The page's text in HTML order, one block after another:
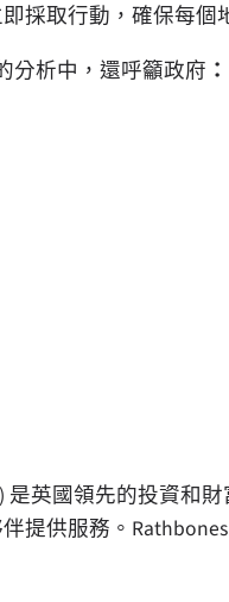
採取行動，確保每個
分析中，還呼籲政府 ：
是英國領先的投資
提供服務。